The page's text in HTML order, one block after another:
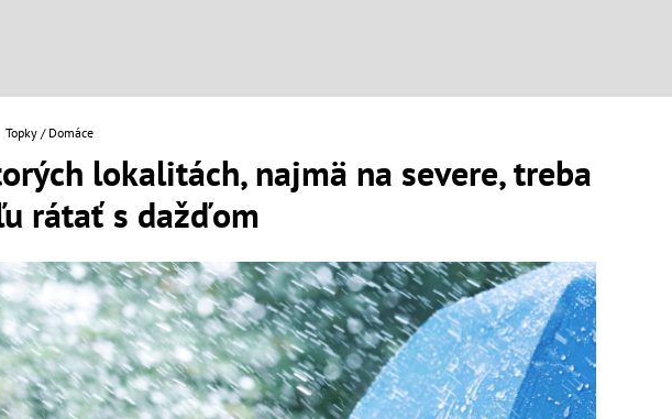
Topky Domáce
lokalitách, najmä na severe, treba
rátať s dažďom